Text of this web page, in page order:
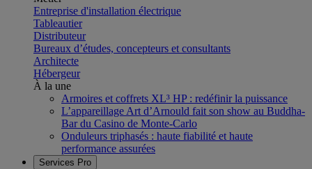
Entreprise d'installation électrique
Tableautier
Distributeur
Bureaux d’études, concepteurs et consultants
Architecte
Hébergeur
À la une
Armoires et coffrets XL³ HP : redéfinir la puissance
L’appareillage Art d’Arnould fait son show au Buddha-
Bar du Casino de Monte-Carlo
Onduleurs triphasés : haute fiabilité et haute
performance assurées
Services Pro